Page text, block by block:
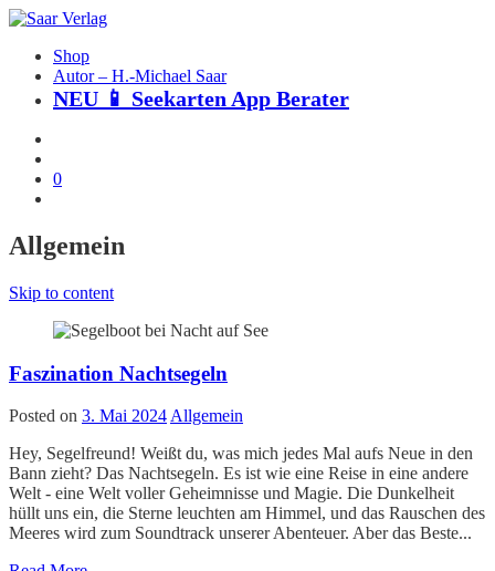
Shop
Autor – H.-Michael Saar
NEU 📱 Seekarten App Berater
0
Allgemein
Skip to content
Faszination Nachtsegeln
Posted on 3. Mai 2024 Allgemein
Hey, Segelfreund! Weißt du, was mich jedes Mal aufs Neue in den
Bann zieht? Das Nachtsegeln. Es ist wie eine Reise in eine andere
Welt - eine Welt voller Geheimnisse und Magie. Die Dunkelheit
hüllt uns ein, die Sterne leuchten am Himmel, und das Rauschen des
Meeres wird zum Soundtrack unserer Abenteuer. Aber das Beste...